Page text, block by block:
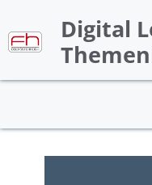
content
Digital